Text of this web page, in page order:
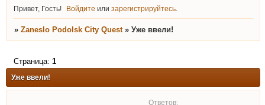
Привет, Гость! Войдите илизарегистрируйтесь
» Zaneslo Podolsk City Quest » Уже ввели!
Уже ввели!
Страница: 1